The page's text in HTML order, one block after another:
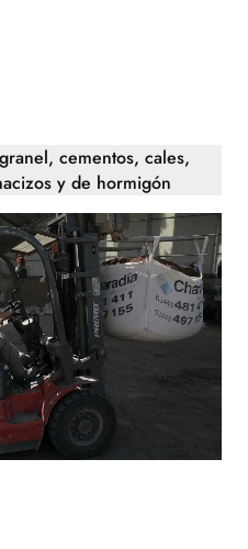
cementos, cales,
y de hormigón